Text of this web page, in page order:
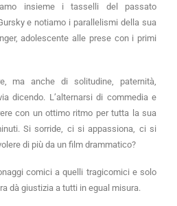
insieme i tasselli del passato
e notiamo i parallelismi della sua
adolescente alle prese con i primi
ma anche di solitudine, paternità,
dicendo. L’alternarsi di commedia e
con un ottimo ritmo per tutta la sua
Si sorride, ci si appassiona, ci si
di più da un film drammatico?
comici a quelli tragicomici e solo
dà giustizia a tutti in egual misura.